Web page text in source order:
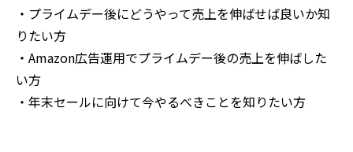
・プライムデー後にどうやって売上を伸ばせば良いか知
りたい方
・Amazon広告運用でプライムデー後の売上を伸ばした
い方
・年末セールに向けて今やるべきことを知りたい方